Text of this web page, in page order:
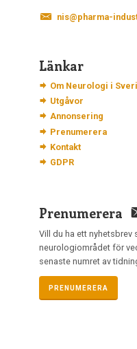
nis@pharma-
Länkar
Om Neurologi i
Utgåvor
Annonsering
Prenumerera
Kontakt
GDPR
Prenumerera
Vill du ha ett nyhetsbrev
neurologiområdet för
senaste numret av
PRENUMERERA